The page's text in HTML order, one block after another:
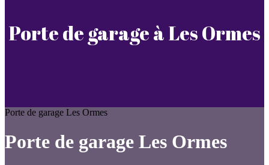
Porte de garage à Les Ormes
Porte de garage Les Ormes
Porte de garage Les Ormes